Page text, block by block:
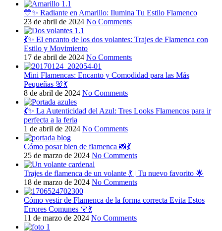
💛✨ Radiante en Amarillo: Ilumina Tu Estilo Flamenco
23 de abril de 2024 No Comments
💃✨ El encanto de los dos volantes: Trajes de Flamenca con
Estilo y Movimiento
17 de abril de 2024 No Comments
Mini Flamencas: Encanto y Comodidad para las Más
Pequeñas 🌸💃
8 de abril de 2024 No Comments
💃✨ La Autenticidad del Azul: Tres Looks Flamencos para ir
perfecta a la feria
1 de abril de 2024 No Comments
Cómo posar bien de flamenca 📸💃
25 de marzo de 2024 No Comments
Trajes de flamenca de un volante 💃 | Tu nuevo favorito 🌟
18 de marzo de 2024 No Comments
Cómo vestir de Flamenca de la forma correcta Evita Estos
Errores Comunes 🌹💃
11 de marzo de 2024 No Comments